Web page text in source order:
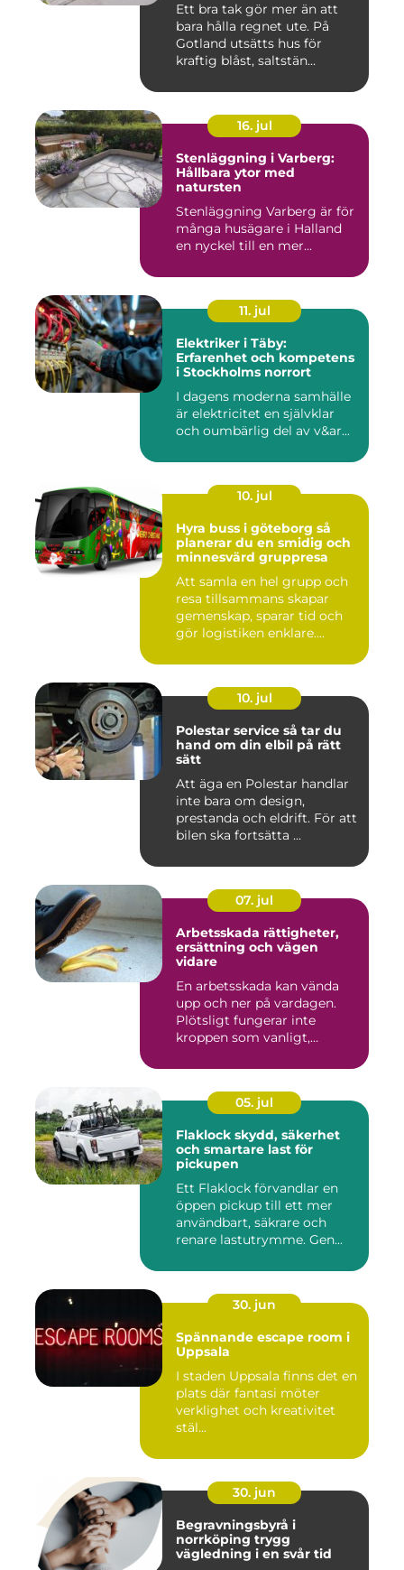
Ett bra tak gör mer än att
bara hålla regnet ute. På
Gotland utsätts hus för
kraftig blåst, saltstän...
16. jul
Stenläggning i Varberg:
Hållbara ytor med
natursten
Stenläggning Varberg är för
många husägare i Halland
en nyckel till en mer...
11. jul
Elektriker i Täby:
Erfarenhet och kompetens
i Stockholms norrort
I dagens moderna samhälle
är elektricitet en självklar
och oumbärlig del av v&ar...
10. jul
Hyra buss i göteborg så
planerar du en smidig och
minnesvärd gruppresa
Att samla en hel grupp och
resa tillsammans skapar
gemenskap, sparar tid och
gör logistiken enklare....
10. jul
Polestar service så tar du
hand om din elbil på rätt
sätt
Att äga en Polestar handlar
inte bara om design,
prestanda och eldrift. För att
bilen ska fortsätta ...
07. jul
Arbetsskada rättigheter,
ersättning och vägen
vidare
En arbetsskada kan vända
upp och ner på vardagen.
Plötsligt fungerar inte
kroppen som vanligt,
05. jul
Flaklock skydd, säkerhet
och smartare last för
pickupen
Ett Flaklock förvandlar en
öppen pickup till ett mer
användbart, säkrare och
renare lastutrymme. Gen...
30. jun
Spännande escape room i
Uppsala
I staden Uppsala finns det en
plats där fantasi möter
verklighet och kreativitet
stäl...
30. jun
Begravningsbyrå i
norrköping trygg
vägledning i en svår tid